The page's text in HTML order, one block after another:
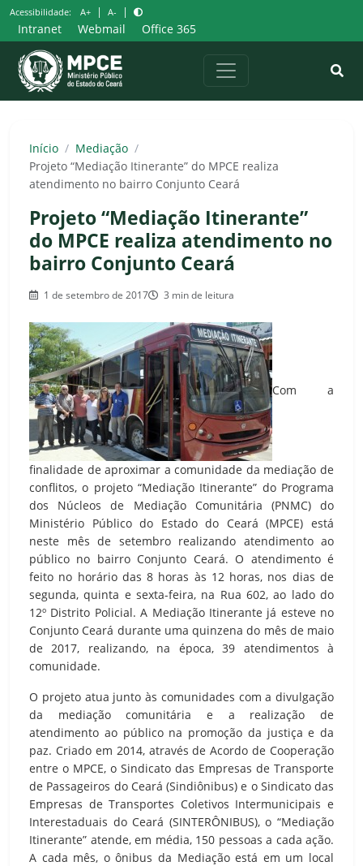
Pular
para
o
conteúdo
Acessibilidade: A+ | A- |
Intranet Webmail Office 365
Início / Mediação /
Projeto “Mediação Itinerante” do MPCE realiza
atendimento no bairro Conjunto Ceará
Projeto “Mediação Itinerante”
do MPCE realiza atendimento no
bairro Conjunto Ceará
1 de setembro de 2017 3 min de leitura
Com a
finalidade de aproximar a comunidade da mediação de
conflitos, o projeto “Mediação Itinerante” do Programa
dos Núcleos de Mediação Comunitária (PNMC) do
Ministério Público do Estado do Ceará (MPCE) está
neste mês de setembro realizando atendimento ao
público no bairro Conjunto Ceará. O atendimento é
feito no horário das 8 horas às 12 horas, nos dias de
segunda, quinta e sexta-feira, na Rua 602, ao lado do
12º Distrito Policial. A Mediação Itinerante já esteve no
Conjunto Ceará durante uma quinzena do mês de maio
de 2017, realizando, na época, 39 atendimentos à
comunidade.
O projeto atua junto às comunidades com a divulgação
da mediação comunitária e a realização de
atendimento ao público na promoção da justiça e da
paz. Criado em 2014, através de Acordo de Cooperação
entre o MPCE, o Sindicato das Empresas de Transporte
de Passageiros do Ceará (Sindiônibus) e o Sindicato das
Empresas de Transportes Coletivos Intermunicipais e
Interestaduais do Ceará (SINTERÔNIBUS), o “Mediação
Itinerante” atende, em média, 150 pessoas a cada ação.
A cada mês, o ônibus da Mediação está em um local